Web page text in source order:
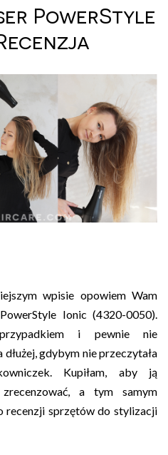
PowerStyle
wpisie opowiem Wam
Ionic (4320-0050).
i pewnie nie
dłużej, gdybym nie przeczytała
Kupiłam, aby ją
a tym samym
recenzji sprzętów do stylizacji